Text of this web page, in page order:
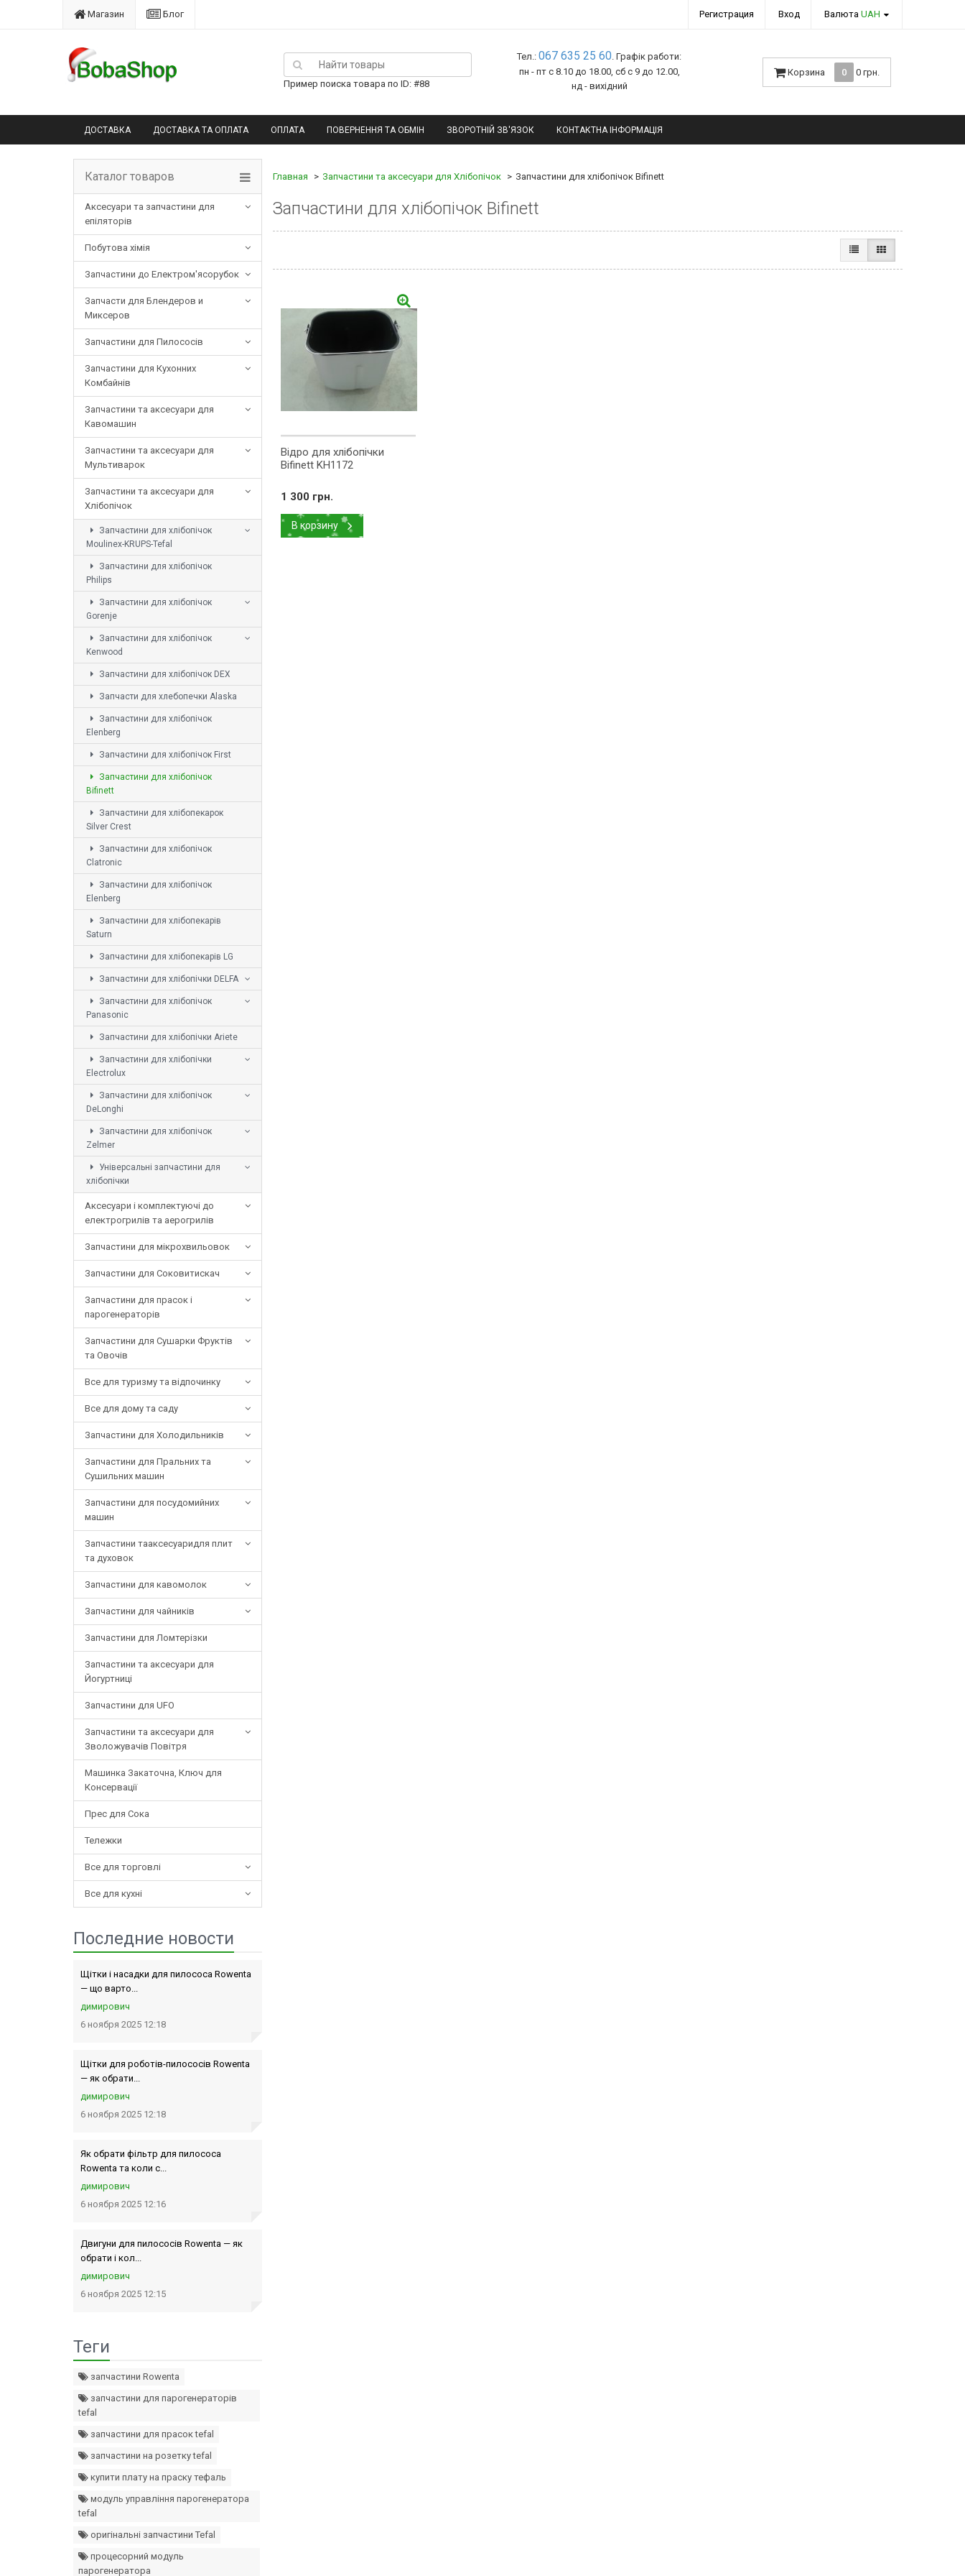
Магазин Блог Регистрация Вход Валюта UAH
Пример поиска товара по ID: #88
Тел.: 067 635 25 60. Графік работи:
пн - пт с 8.10 до 18.00, сб с 9 до 12.00,
нд - вихідний
Корзина 0 0 грн.
ДОСТАВКА ДОСТАВКА ТА ОПЛАТА ОПЛАТА ПОВЕРНЕННЯ ТА ОБМІН ЗВОРОТНІЙ ЗВ'ЯЗОК КОНТАКТНА ІНФОРМАЦІЯ
Каталог товаров
Аксесуари та запчастини для
епіляторів
Побутова хімія
Запчастини до Електром'ясорубок
Запчасти для Блендеров и
Миксеров
Запчастини для Пилососів
Запчастини для Кухонних
Комбайнів
Запчастини та аксесуари для
Кавомашин
Запчастини та аксесуари для
Мультиварок
Запчастини та аксесуари для
Хлібопічок
Запчастини для хлібопічок
Moulinex-KRUPS-Tefal
Запчастини для хлібопічок
Philips
Запчастини для хлібопічок
Gorenje
Запчастини для хлібопічок
Kenwood
Запчастини для хлібопічок DEX
Запчасти для хлебопечки Alaska
Запчастини для хлібопічок
Elenberg
Запчастини для хлібопічок First
Запчастини для хлібопічок
Bifinett
Запчастини для хлібопекарок
Silver Crest
Запчастини для хлібопічок
Clatronic
Запчастини для хлібопічок
Elenberg
Запчастини для хлібопекарів
Saturn
Запчастини для хлібопекарів LG
Запчастини для хлібопічки DELFA
Запчастини для хлібопічок
Panasonic
Запчастини для хлібопічки Ariete
Запчастини для хлібопічки
Electrolux
Запчастини для хлібопічок
DeLonghi
Запчастини для хлібопічок
Zelmer
Універсальні запчастини для
хлібопічки
Аксесуари і комплектуючі до
електрогрилів та аерогрилів
Запчастини для мікрохвильовок
Запчастини для Соковитискач
Запчастини для прасок і
парогенераторів
Запчастини для Сушарки Фруктів
та Овочів
Все для туризму та відпочинку
Все для дому та саду
Запчастини для Холодильників
Запчастини для Пральних та
Сушильних машин
Запчастини для посудомийних
машин
Запчастини тааксесуаридля плит
та духовок
Запчастини для кавомолок
Запчастини для чайників
Запчастини для Ломтерізки
Запчастини та аксесуари для
Йогуртниці
Запчастини для UFO
Запчастини та аксесуари для
Зволожувачів Повітря
Машинка Закаточна, Ключ для
Консервації
Прес для Сока
Тележки
Все для торговлі
Все для кухні
Последние новости
Щітки і насадки для пилососа Rowenta
— що варто...
димирович
6 ноября 2025 12:18
Щітки для роботів-пилососів Rowenta
— як обрати...
димирович
6 ноября 2025 12:18
Як обрати фільтр для пилососа
Rowenta та коли с...
димирович
6 ноября 2025 12:16
Двигуни для пилососів Rowenta — як
обрати і кол...
димирович
6 ноября 2025 12:15
Теги
запчастини Rowenta
запчастини для парогенераторів
tefal
запчастини для прасок tefal
запчастини на розетку tefal
купити плату на праску тефаль
модуль управління парогенератора
tefal
оригінальні запчастини Tefal
процесорний модуль
парогенератора
Главная Запчастини та аксесуари для Хлібопічок Запчастини для хлібопічок Bifinett
Запчастини для хлібопічок Bifinett
Відро для хлібопічки
Bifinett KH1172
1 300 грн.
В корзину